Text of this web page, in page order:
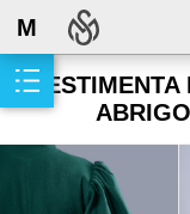
M
VESTIMENTA